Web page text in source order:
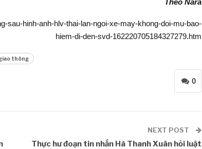
Theo Nara
sau-hinh-anh-hlv-thai-lan-ngoi-xe-may-khong-doi-mu-bao-
hiem-di-den-svd-162220705184327279.htm
thông
0
NEXT POST
Thực hư đoạn tin nhắn Hà Thanh Xuân hỏi luật